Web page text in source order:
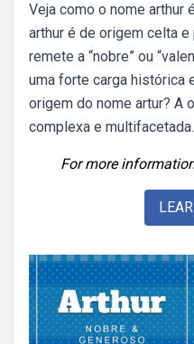
Veja como o nome arthur
arthur é de origem celta
remete a “nobre” ou
uma forte carga histórica
origem do nome artur? A
complexa e multifacetada.
For more